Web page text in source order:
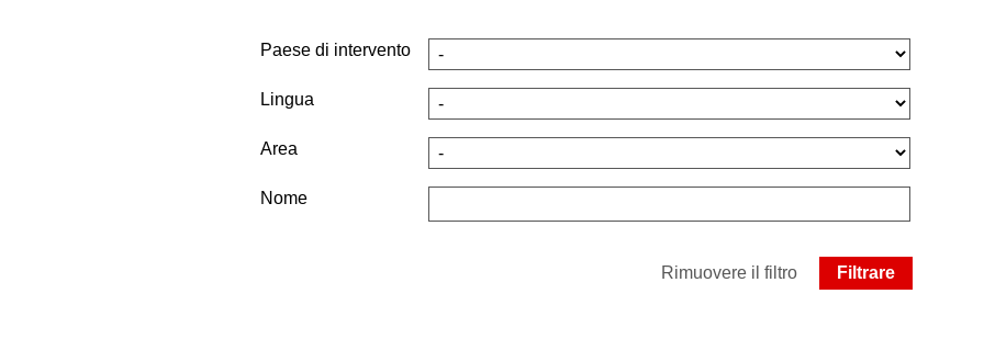
Paese di intervento
Lingua
Area
Nome
Rimuovere il filtro